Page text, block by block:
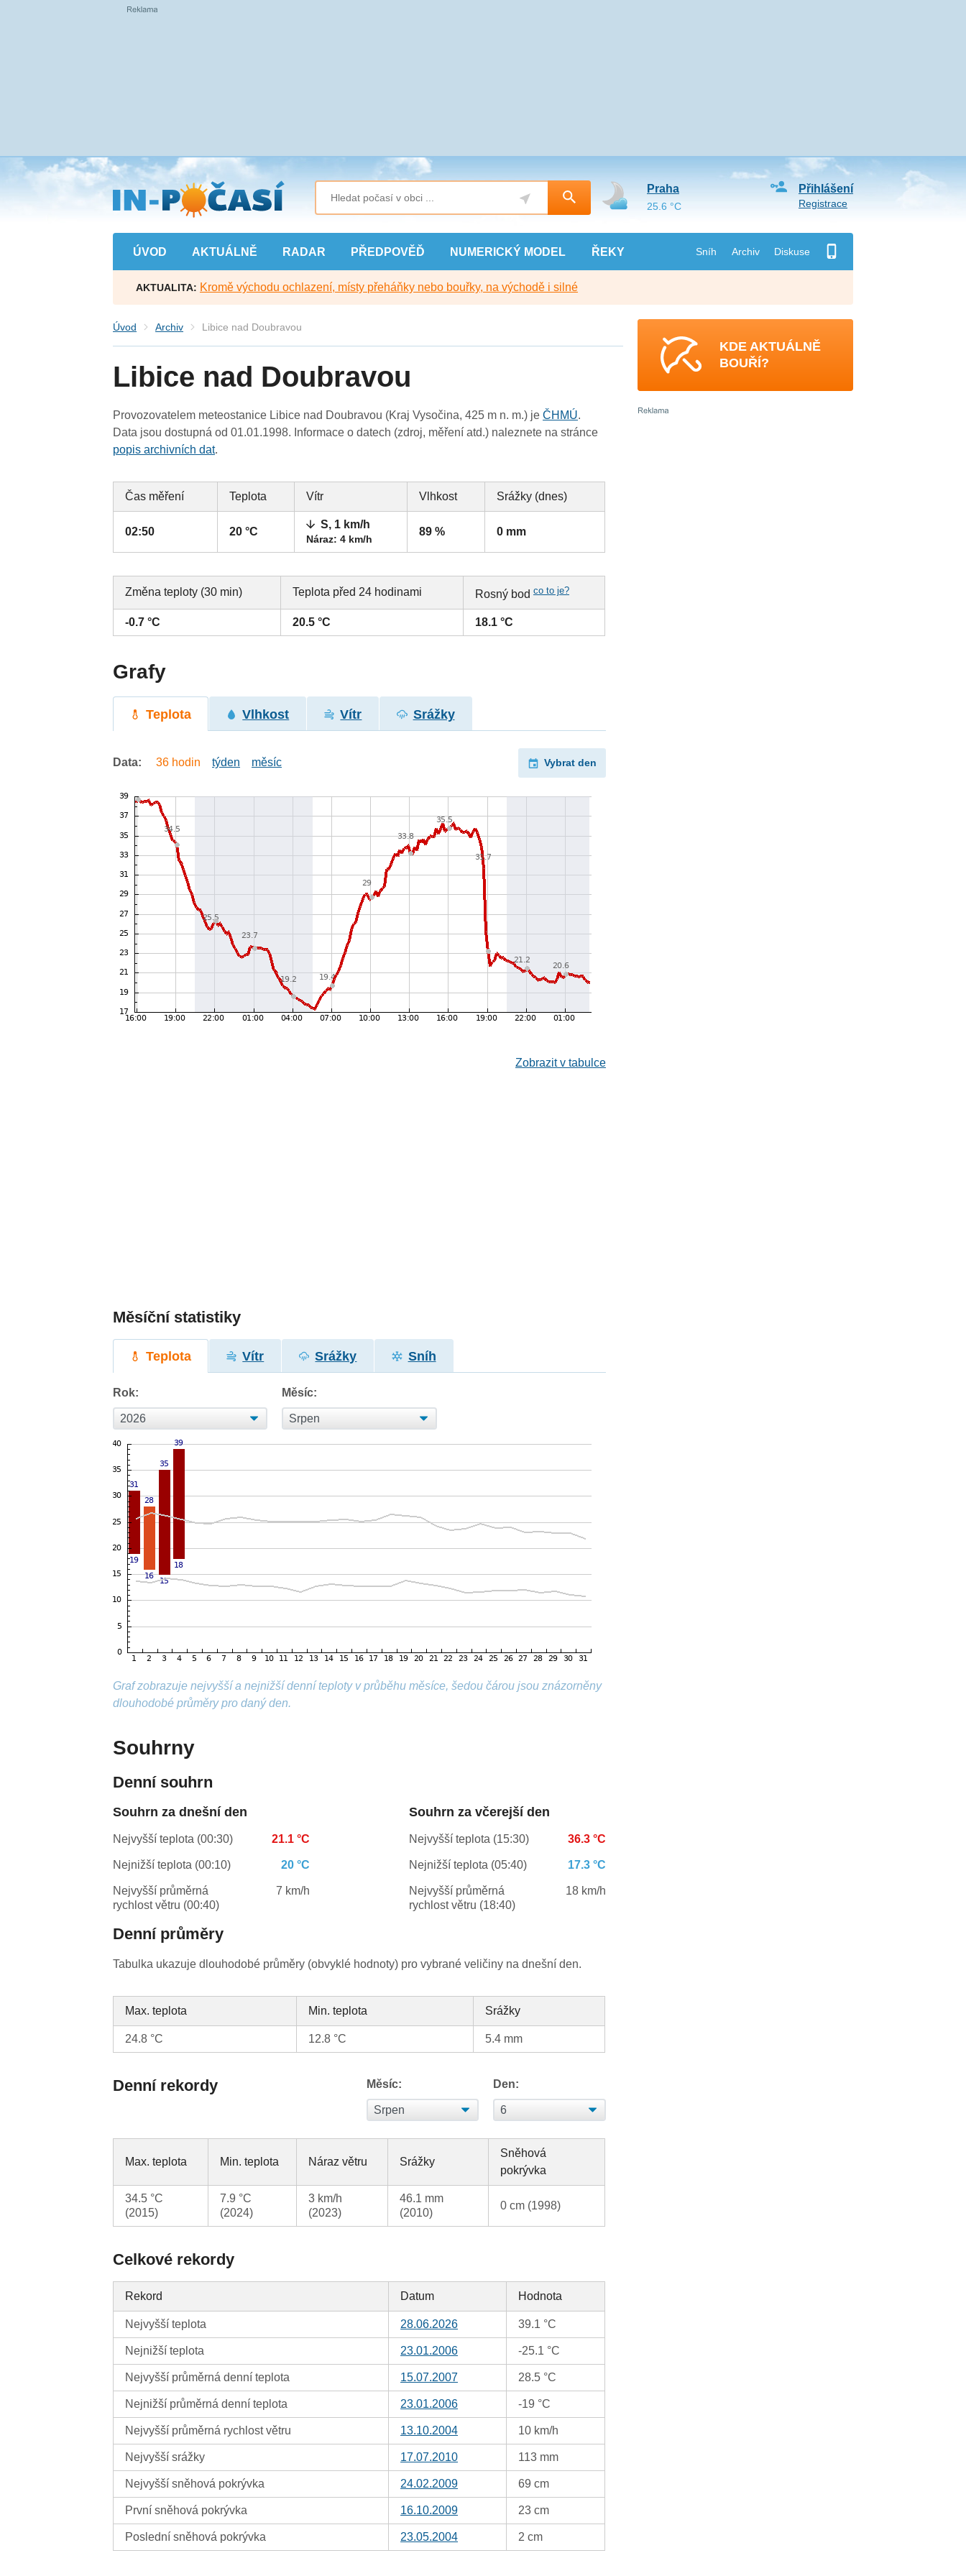
Přejít
na
hlavní
obsah
ÚVOD AKTUÁLNĚ RADAR PŘEDPOVĚĎ NUMERICKÝ MODEL ŘEKY Sníh Archiv Diskuse
Přihlášení
Registrace
Praha
25.6 °C
AKTUALITA: Kromě východu ochlazení, místy přeháňky nebo bouřky, na východě i silné
Úvod Archiv Libice nad Doubravou
Libice nad Doubravou
Provozovatelem meteostanice Libice nad Doubravou (Kraj Vysočina, 425 m n. m.) jeČHMÚ.
Data jsou dostupná od 01.01.1998. Informace o datech (zdroj, měření atd.) naleznete na stránce
popis archivních dat.
Čas měření Teplota Vítr Vlhkost Srážky (dnes)
02:50 20 °C
S, 1 km/h
Náraz: 4 km/h
89 % 0 mm
Změna teploty (30 min) Teplota před 24 hodinami Rosný bodco to je?
-0.7 °C 20.5 °C 18.1 °C
Grafy
Teplota Vlhkost Vítr Srážky
Data: 36 hodin týden měsíc Vybrat den
Zobrazit v tabulce
Měsíční statistiky
Teplota Vítr Srážky Sníh
Rok: Měsíc:
Graf zobrazuje nejvyšší a nejnižší denní teploty v průběhu měsíce, šedou čárou jsou znázorněny
dlouhodobé průměry pro daný den.
Souhrny
Denní souhrn
Souhrn za dnešní den
Nejvyšší teplota (00:30) 21.1 °C
Nejnižší teplota (00:10) 20 °C
Nejvyšší průměrná
rychlost větru (00:40)
7 km/h
Souhrn za včerejší den
Nejvyšší teplota (15:30) 36.3 °C
Nejnižší teplota (05:40) 17.3 °C
Nejvyšší průměrná
rychlost větru (18:40)
18 km/h
Denní průměry
Tabulka ukazuje dlouhodobé průměry (obvyklé hodnoty) pro vybrané veličiny na dnešní den.
Max. teplota Min. teplota Srážky
24.8 °C 12.8 °C 5.4 mm
Denní rekordy Měsíc: Den:
Max. teplota Min. teplota Náraz větru Srážky
Sněhová
pokrývka
34.5 °C
(2015)
7.9 °C
(2024)
3 km/h
(2023)
46.1 mm
(2010)
0 cm (1998)
Celkové rekordy
Rekord Datum Hodnota
Nejvyšší teplota 28.06.2026 39.1 °C
Nejnižší teplota 23.01.2006 -25.1 °C
Nejvyšší průměrná denní teplota 15.07.2007 28.5 °C
Nejnižší průměrná denní teplota 23.01.2006 -19 °C
Nejvyšší průměrná rychlost větru 13.10.2004 10 km/h
Nejvyšší srážky 17.07.2010 113 mm
Nejvyšší sněhová pokrývka 24.02.2009 69 cm
První sněhová pokrývka 16.10.2009 23 cm
Poslední sněhová pokrývka 23.05.2004 2 cm
KDE AKTUÁLNĚ
BOUŘÍ?